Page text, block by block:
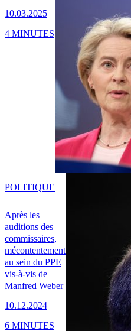
10.03.2025
4 MINUTES
Après les
auditions des
commissaires,
mécontentement
au sein du PPE
vis-à-vis de
Manfred Weber
10.12.2024
POLITIQUE
6 MINUTES